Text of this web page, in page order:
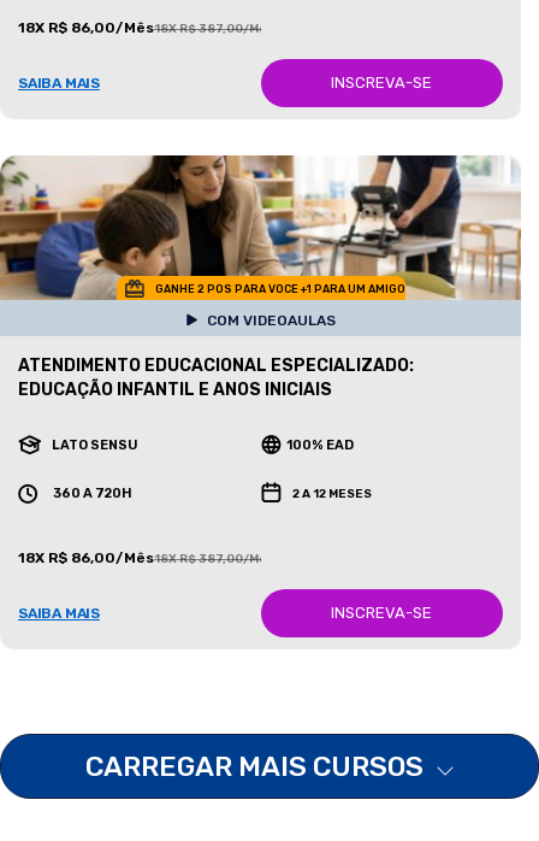
18X R$ 86,00/Mês18X R$ 387,00/Mês
SAIBA MAIS INSCREVA-SE
GANHE 2 POS PARA VOCE +1 PARA UM AMIGO
COM VIDEOAULAS
ATENDIMENTO EDUCACIONAL ESPECIALIZADO:
EDUCAÇÃO INFANTIL E ANOS INICIAIS
LATO SENSU 100% EAD
360 A 720H 2 A 12 MESES
18X R$ 86,00/Mês18X R$ 387,00/Mês
SAIBA MAIS INSCREVA-SE
CARREGAR MAIS CURSOS